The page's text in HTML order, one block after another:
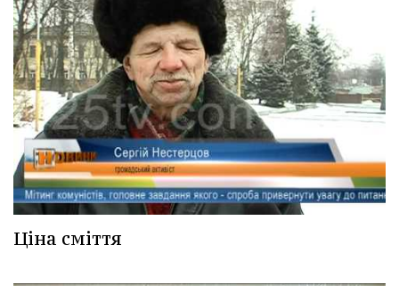
Ціна сміття